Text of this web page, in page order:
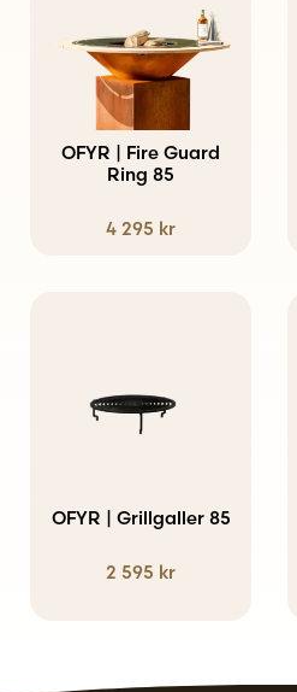
OFYR | Fire Guard
Ring 85
4 295 kr
OFYR | Grillgaller 85
2 595 kr